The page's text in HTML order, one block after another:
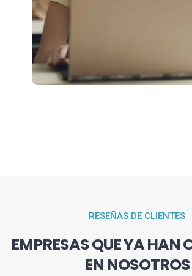
RESEÑAS DE CLIENTES
EMPRESAS QUE YA HAN
EN NOSOTROS